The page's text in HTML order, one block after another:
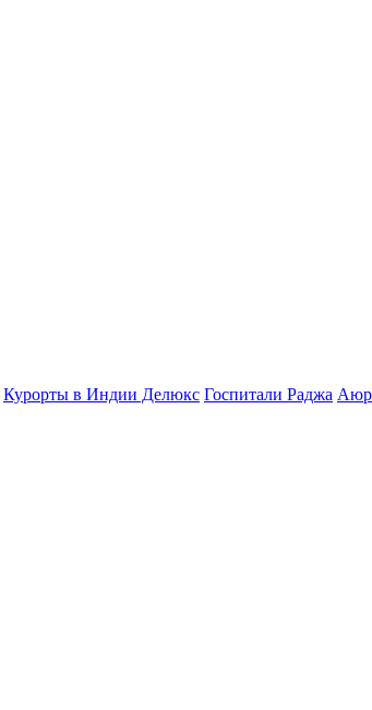
Курорты в Индии Делюкс Госпитали Раджа